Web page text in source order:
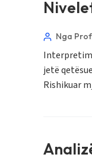
Nga
jetë
Rishikuar